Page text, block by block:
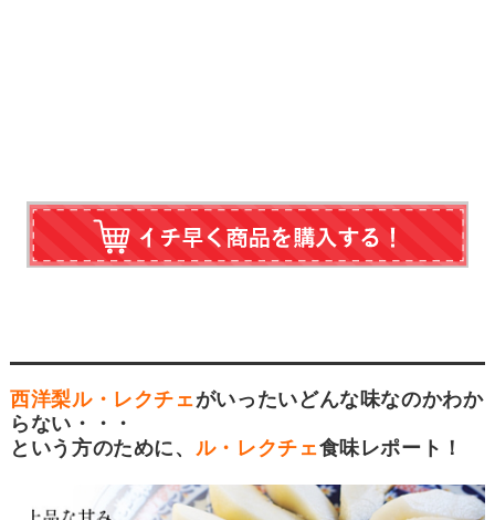
西洋梨ル・レクチェがいったいどんな味なのかわか
らない・・・
という方のために、 ル・レクチェ食味レポート！